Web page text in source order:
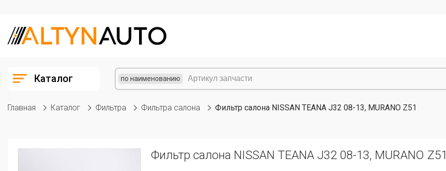
Каталог по наименованию
Главная Каталог Фильтра Фильтра салона Фильтр салона NISSAN TEANA J32 08-13, MURANO Z51
Фильтр салона NISSAN TEANA J32 08-13, MURANO Z51